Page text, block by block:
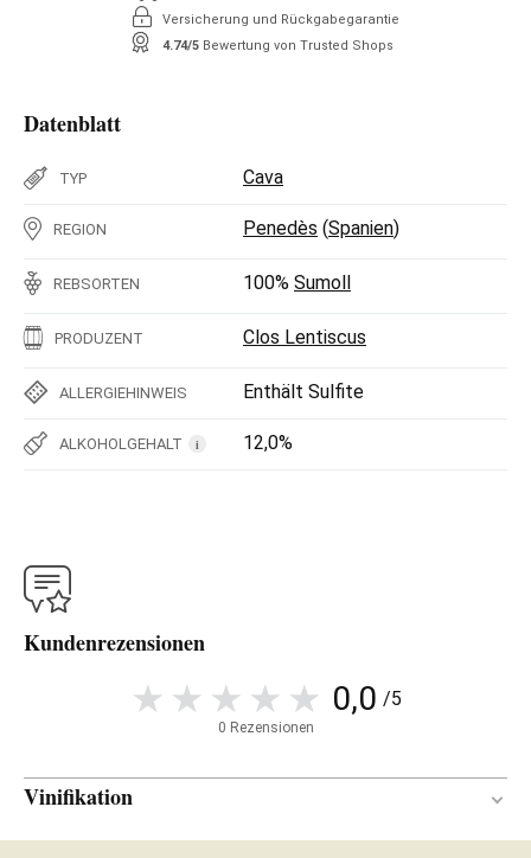
Versicherung und Rückgabegarantie
4.74/5 Bewertung von Trusted Shops
Datenblatt
TYP Cava
REGION Penedès (Spanien)
REBSORTEN 100% Sumoll
PRODUZENT Clos Lentiscus
ALLERGIEHINWEIS Enthält Sulfite
ALKOHOLGEHALT i 12,0%
Kundenrezensionen
0,0 /5
0 Rezensionen
Vinifikation